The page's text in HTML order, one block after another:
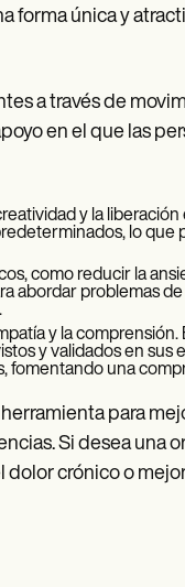
forma única y
a través de
en el que las
y la liberación
lo que
como reducir la
abordar problemas
y la comprensión.
y validados en sus
fomentando una
para
Si desea una
dolor crónico o